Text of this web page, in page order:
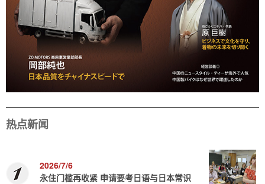
热点新闻
2026/7/6
永住门槛再收紧 申请要考日语与日本常识